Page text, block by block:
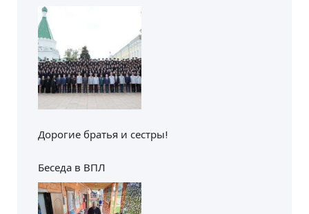
Дорогие братья и сестры!
Беседа в ВПЛ